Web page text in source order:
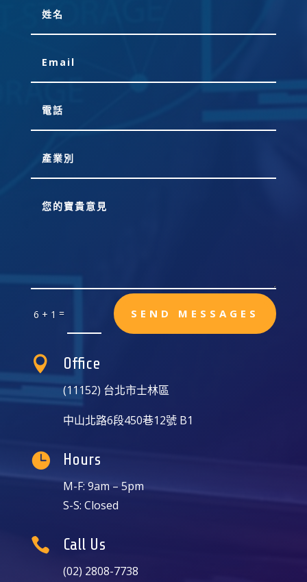
6 + 1 = SEND MESSAGES
 Office
(11152) 台北市士林區
中山北路6段450巷12號 B1
 Hours
M-F: 9am – 5pm
S-S: Closed
 Call Us
(02) 2808-7738